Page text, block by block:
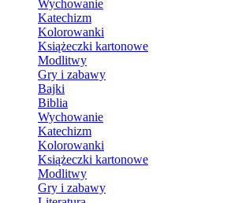
Wychowanie
Katechizm
Kolorowanki
Książeczki kartonowe
Modlitwy
Gry i zabawy
Bajki
Biblia
Wychowanie
Katechizm
Kolorowanki
Książeczki kartonowe
Modlitwy
Gry i zabawy